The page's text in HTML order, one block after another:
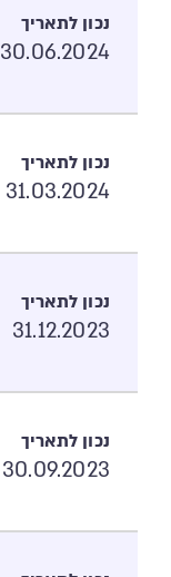
30.06.2024
31.03.2024
31.12.2023
30.09.2023